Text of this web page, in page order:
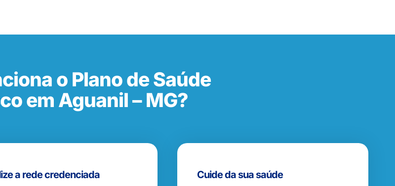
o Plano de Saúde
em Aguanil – MG?
a rede credenciada Cuide da sua saúde